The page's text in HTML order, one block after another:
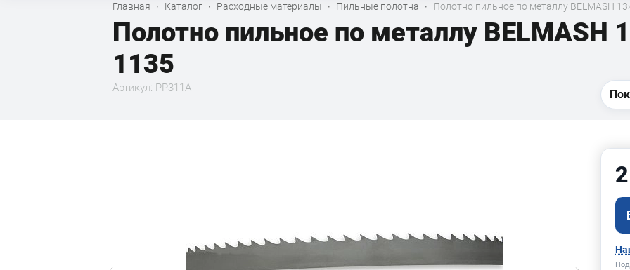
Главная · Каталог · Расходные материалы · Пильные полотна · Полотно пильное по металлу BELMASH
Полотно пильное по металлу BELMASH
1135
Артикул: PP311A